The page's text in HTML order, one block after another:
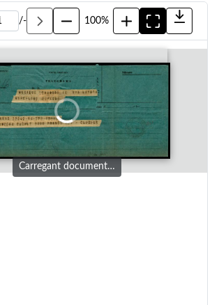
/- 100%
Carregant document…